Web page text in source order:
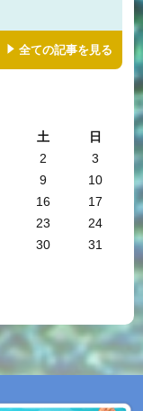
全ての記事を見る
土
日
2
3
9
10
16
17
23
24
30
31